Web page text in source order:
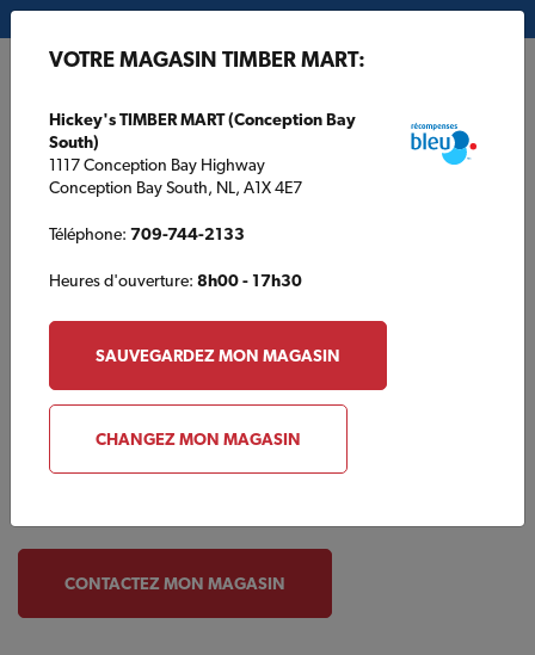
Catalogue des produits
Parcourir les produits qui sont typiquement trouvés chez un
TIMBER MART de votre localité. Créez une liste ou contactez
CONTACTEZ MON MAGASIN
VOTRE MAGASIN TIMBER MART:
Hickey's TIMBER MART (Conception Bay
South)
1117 Conception Bay Highway
Conception Bay South, NL, A1X 4E7
Téléphone: 709-744-2133
Heures d'ouverture: 8h00 - 17h30
SAUVEGARDEZ MON MAGASIN
CHANGEZ MON MAGASIN